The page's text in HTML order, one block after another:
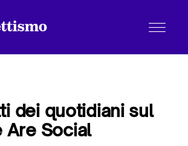
dei quotidiani sul
Are Social